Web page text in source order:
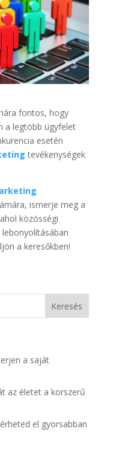
fontos, hogy
a legtöbb ügyfelet
esetén
tevékenységek
ismerje meg a
közösségi
a keresőkben!
a saját
az életet a korszerű
el gyorsabban